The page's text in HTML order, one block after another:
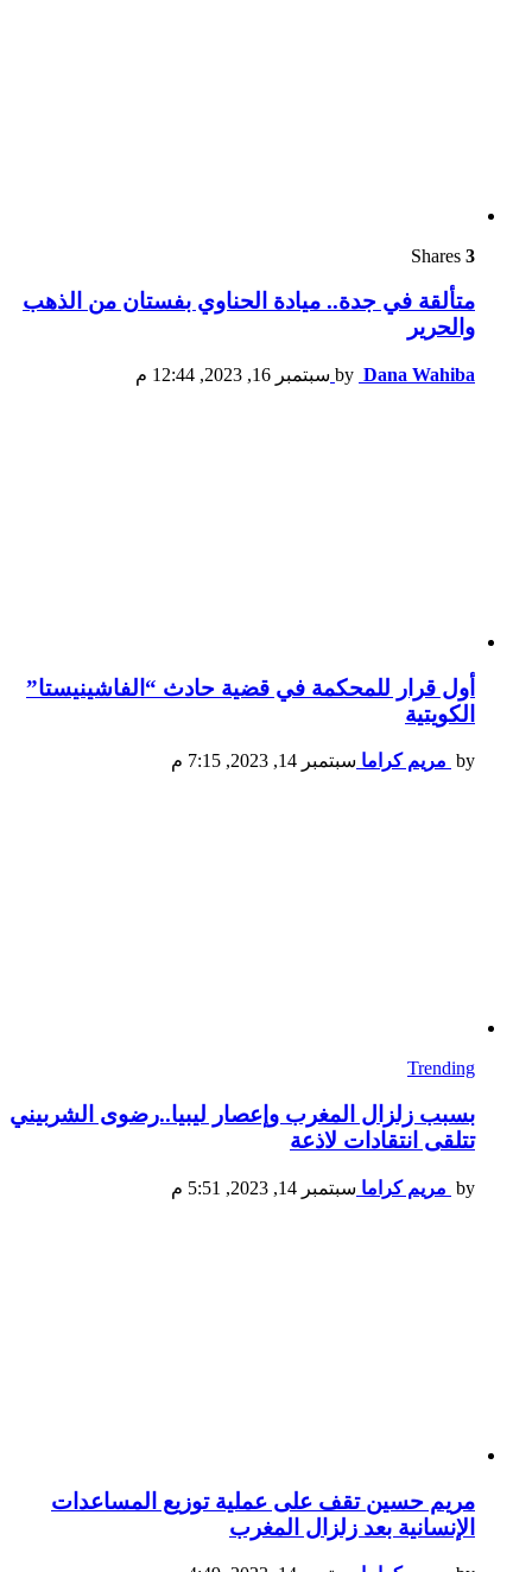
3
متألقة في جدة.. ميادة الحناوي بفستان من الذهب
والحرير
by Dana Wahiba سبتمبر 16, 2023, 12:44 م
أول قرار للمحكمة في قضية حادث “الفاشينيستا”
الكويتية
by مريم كراما سبتمبر 14, 2023, 7:15 م
Trending
بسبب زلزال المغرب وإعصار ليبيا..رضوى الشربيني
تتلقى انتقادات لاذعة
by مريم كراما سبتمبر 14, 2023, 5:51 م
مريم حسين تقف على عملية توزيع المساعدات
الإنسانية بعد زلزال المغرب